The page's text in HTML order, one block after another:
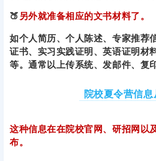
🍑 另外就准备相应的文书材料了。
如个人简历、个人陈述、专家推荐
证书、实习实践证明、英语证明材
等。通常以上传系统、发邮件、复
院校夏令营信息
这种信息在在院校官网、研招网以
布。